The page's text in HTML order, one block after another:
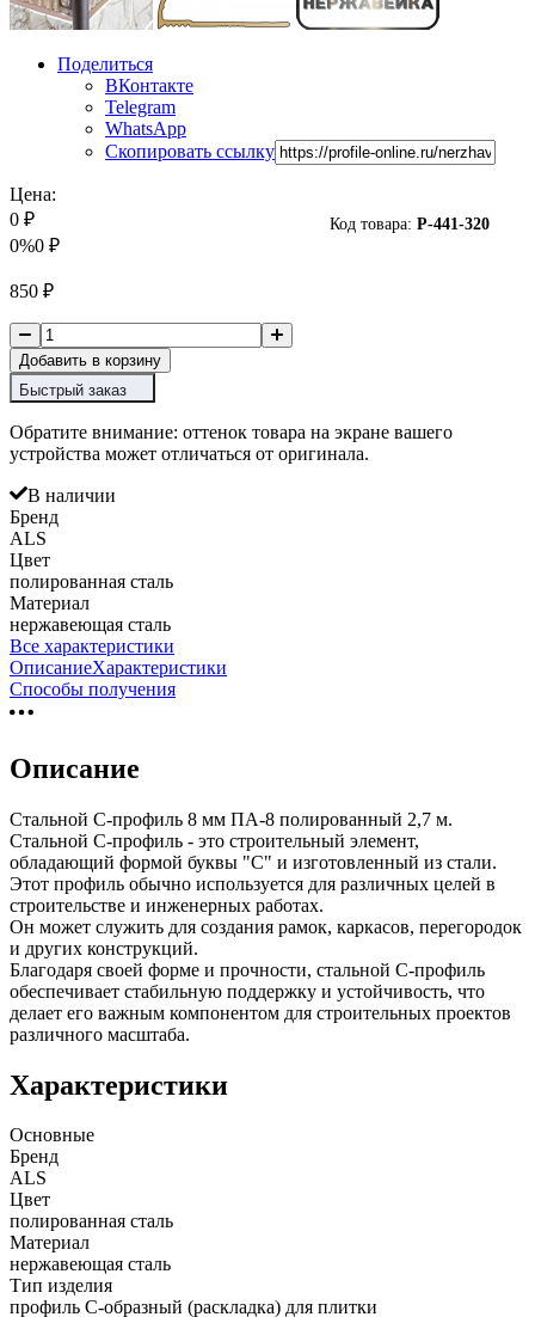
Поделиться
ВКонтакте
Telegram
WhatsApp
Скопировать ссылку
Код товара: P-441-320
Цена:
0 ₽
0%0 ₽
850 ₽
Добавить в корзину
Быстрый заказ
Обратите внимание: оттенок товара на экране вашего
устройства может отличаться от оригинала.
В наличии
Бренд
ALS
Цвет
полированная сталь
Материал
нержавеющая сталь
Все характеристики
ОписаниеХарактеристики
Способы получения
Описание
Стальной С-профиль 8 мм ПА-8 полированный 2,7 м.
Стальной С-профиль - это строительный элемент,
обладающий формой буквы "С" и изготовленный из стали.
Этот профиль обычно используется для различных целей в
строительстве и инженерных работах.
Он может служить для создания рамок, каркасов, перегородок
и других конструкций.
Благодаря своей форме и прочности, стальной С-профиль
обеспечивает стабильную поддержку и устойчивость, что
делает его важным компонентом для строительных проектов
различного масштаба.
Характеристики
Основные
Бренд
ALS
Цвет
полированная сталь
Материал
нержавеющая сталь
Тип изделия
профиль С-образный (раскладка) для плитки